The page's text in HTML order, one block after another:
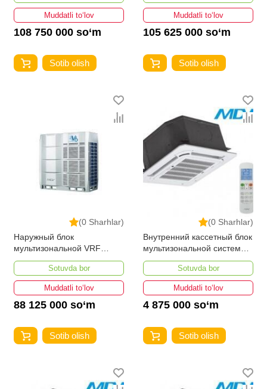
Muddatli to‘lov
108 750 000 so‘m
Sotib olish
Muddatli to‘lov
105 625 000 so‘m
Sotib olish
(0 Sharhlar)
Наружный блок
мультизональной VRF
системы MDV6-
400WV2GN1Sotuvda bor
Muddatli to‘lov
88 125 000 so‘m
Sotib olish
(0 Sharhlar)
Внутренний кассетный блок
мультизональной системы
VRF MDV-D22Q4/N1-A3
Sotuvda bor
Muddatli to‘lov
4 875 000 so‘m
Sotib olish